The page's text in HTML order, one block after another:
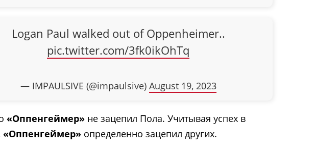
Logan Paul walked out of Oppenheimer..
pic.twitter.com/3fk0ikOhTq
— IMPAULSIVE (@impaulsive) August 19, 2023
«Оппенгеймер» не зацепил Пола. Учитывая успех в
«Оппенгеймер» определенно зацепил других.